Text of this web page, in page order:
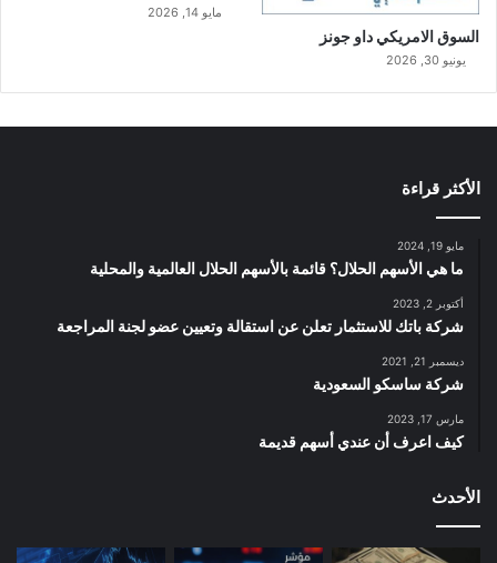
السوق الامريكي داو جونز
يونيو 30, 2026
مايو 14, 2026
الأكثر قراءة
مايو 19, 2024
ما هي الأسهم الحلال؟ قائمة بالأسهم الحلال العالمية والمحلية
أكتوبر 2, 2023
شركة باتك للاستثمار تعلن عن استقالة وتعيين عضو لجنة المراجعة
ديسمبر 21, 2021
شركة ساسكو السعودية
مارس 17, 2023
كيف اعرف أن عندي أسهم قديمة
الأحدث